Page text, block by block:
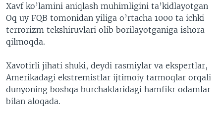
Xavf ko’lamini aniqlash muhimligini ta’kidlayotgan
Oq uy FQB tomonidan yiliga o’rtacha 1000 ta ichki
terrorizm tekshiruvlari olib borilayotganiga ishora
qilmoqda.
Xavotirli jihati shuki, deydi rasmiylar va ekspertlar,
Amerikadagi ekstremistlar ijtimoiy tarmoqlar orqali
dunyoning boshqa burchaklaridagi hamfikr odamlar
bilan aloqada.